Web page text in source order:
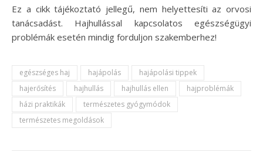
Ez a cikk tájékoztató jellegű, nem helyettesíti az orvosi
tanácsadást. Hajhullással kapcsolatos egészségügyi
problémák esetén mindig forduljon szakemberhez!
egészséges haj hajápolás
hajápolási tippek
hajerősítés
hajhullás hajhullás ellen
hajproblémák
házi praktikák
természetes gyógymódok
természetes megoldások